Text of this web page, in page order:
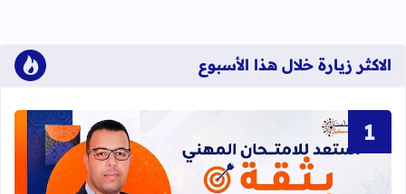
الاكثر زيارة خلال هذا الأسبوع